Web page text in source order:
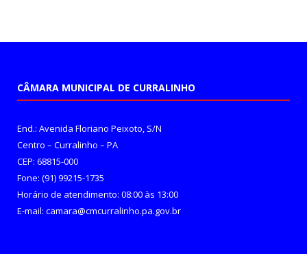
CÂMARA MUNICIPAL DE CURRALINHO
End.: Avenida Floriano Peixoto, S/N
Centro – Curralinho – PA
CEP: 68815-000
Fone: (91) 99215-1735
Horário de atendimento: 08:00 às 13:00
E-mail: camara@cmcurralinho.pa.gov.br